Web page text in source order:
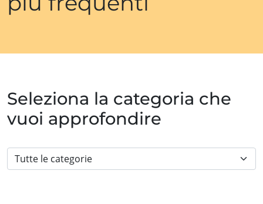
Seleziona la categoria che
vuoi approfondire